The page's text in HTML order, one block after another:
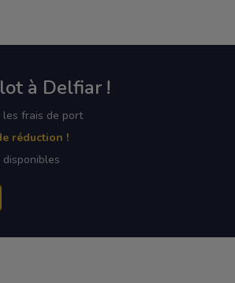
à Delfiar !
les frais de port
réduction !